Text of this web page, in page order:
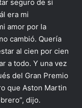
seguro de si
era mi
amor por la
cambió. Quería
al cien por cien
a todo. Y una vez
del Gran Premio
que Aston Martin
dijo.